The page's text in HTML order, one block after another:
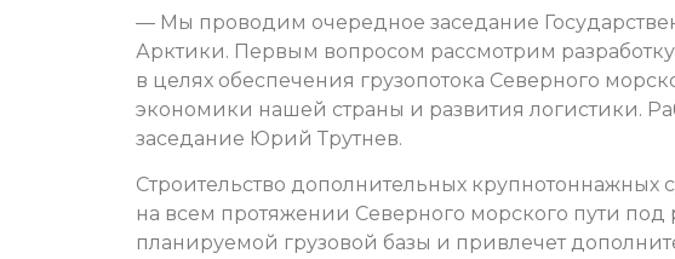
— Мы проводим очередное заседание
Арктики. Первым вопросом рассмотрим
в целях обеспечения грузопотока Северного
экономики нашей страны и развития логистики.
заседание Юрий Трутнев.
Строительство дополнительных крупнотоннажных
на всем протяжении Северного морского пути
планируемой грузовой базы и привлечет